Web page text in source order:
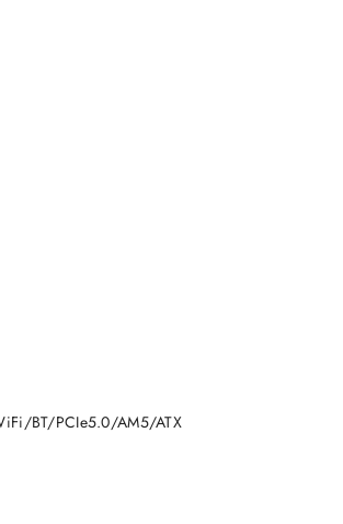
BT/PCIe5.0/AM5/ATXDO KOSZYKA